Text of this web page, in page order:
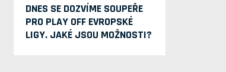
DNES SE DOZVÍME SOUPEŘE
PRO PLAY OFF EVROPSKÉ
LIGY. JAKÉ JSOU MOŽNOSTI?